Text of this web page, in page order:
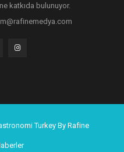
katkıda bulunuyor.
Turkey By Rafine